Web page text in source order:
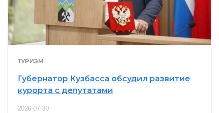
ТУРИЗМ
Губернатор Кузбасса обсудил развитие
курорта с депутатами
2026-07-30